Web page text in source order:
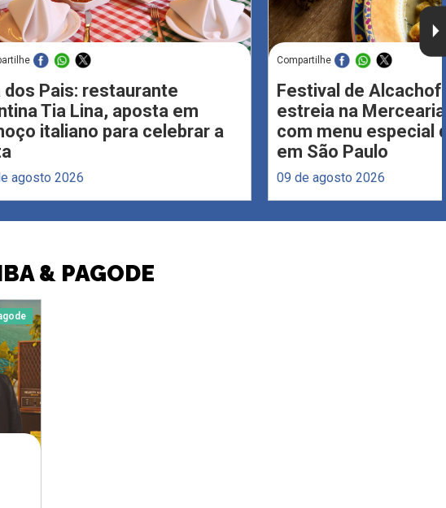
dos Pais: restaurante
Tia Lina, aposta em
italiano para celebrar a
agosto 2026
Compartilhe
Festival de
estreia na
com menu especial
em São Paulo
09 de agosto 2026
& PAGODE